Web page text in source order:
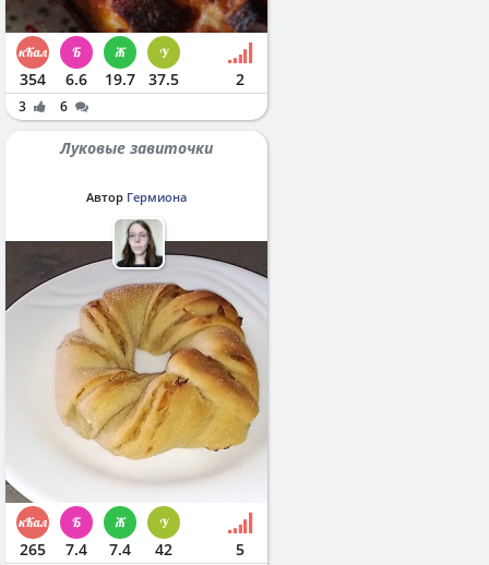
354 6.6 19.7 37.5 2
3 6
Луковые завиточки
Автор Гермиона
265 7.4 7.4 42 5